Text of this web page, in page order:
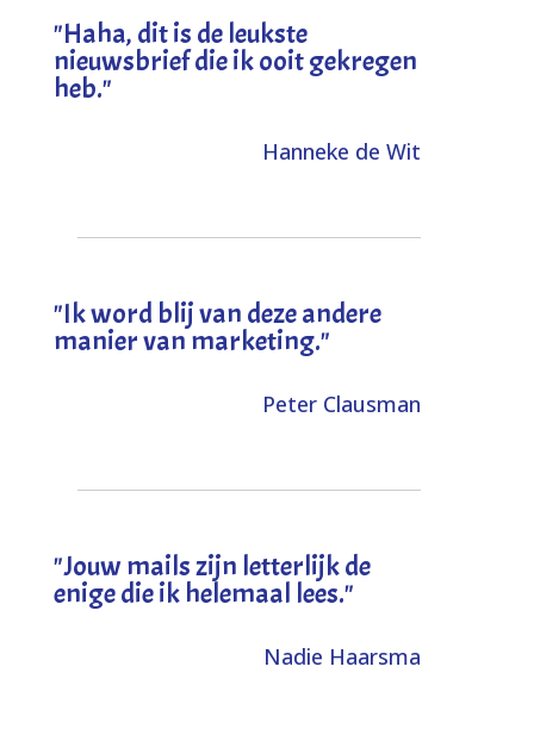
"Haha, dit is de leukste
nieuwsbrief die ik ooit gekregen
heb."
Hanneke de Wit
"Ik word blij van deze andere
manier van marketing."
Peter Clausman
"Jouw mails zijn letterlijk de
enige die ik helemaal lees."
Nadie Haarsma